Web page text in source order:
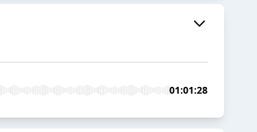
01:01:28